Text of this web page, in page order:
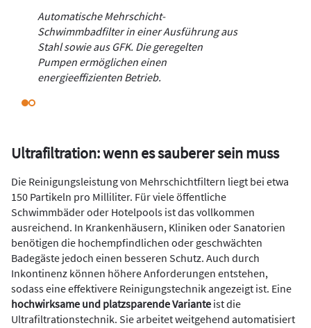
Automatische Mehrschicht-
Schwimmbadfilter in einer Ausführung aus
Stahl sowie aus GFK. Die geregelten
Pumpen ermöglichen einen
energieeffizienten Betrieb.
Ultrafiltration: wenn es sauberer sein muss
Die Reinigungsleistung von Mehrschichtfiltern liegt bei etwa
150 Partikeln pro Milliliter. Für viele öffentliche
Schwimmbäder oder Hotelpools ist das vollkommen
ausreichend. In Krankenhäusern, Kliniken oder Sanatorien
benötigen die hochempfindlichen oder geschwächten
Badegäste jedoch einen besseren Schutz. Auch durch
Inkontinenz können höhere Anforderungen entstehen,
sodass eine effektivere Reinigungstechnik angezeigt ist. Eine
hochwirksame und platzsparende Variante ist die
Ultrafiltrationstechnik. Sie arbeitet weitgehend automatisiert